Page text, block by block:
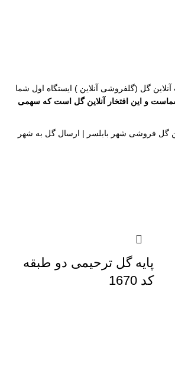
گل (گلفروشی آنلاین ) ایستگاه اول شما
و این افتخار آنلاین گل است که سهمی
گل فروشی شهر بابلسر | ارسال گل به شهر
پایه گل ترحیمی دو طبقه
کد 1670